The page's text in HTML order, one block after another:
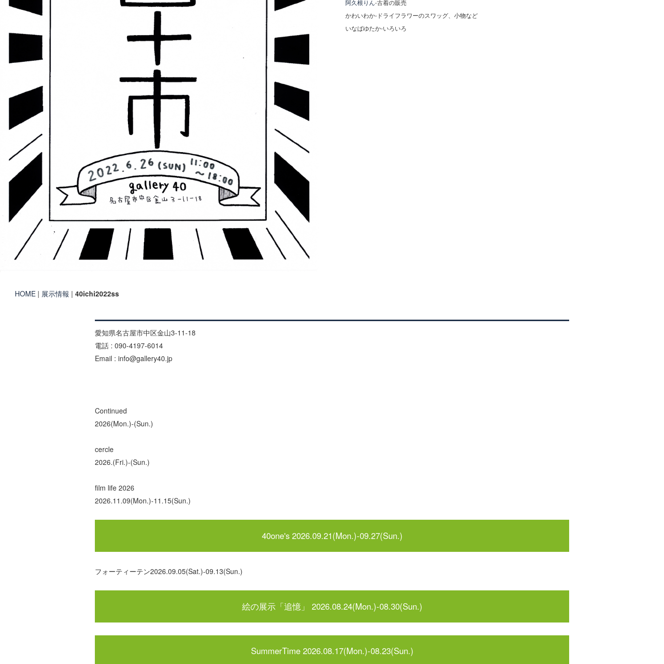
阿久根りん-古着の販売
かわいわか-ドライフラワーのスワッグ、小物など
いなばゆたか-いろいろ
HOME | 展示情報 | 40ichi2022ss
愛知県名古屋市中区金山3-11-18
電話 : 090-4197-6014
Email : info@gallery40.jp
Continued
2026(Mon.)-(Sun.)
cercle
2026.(Fri.)-(Sun.)
film life 2026
2026.11.09(Mon.)-11.15(Sun.)
40one's 2026.09.21(Mon.)-09.27(Sun.)
フォーティーテン2026.09.05(Sat.)-09.13(Sun.)
絵の展示「追憶」 2026.08.24(Mon.)-08.30(Sun.)
SummerTime 2026.08.17(Mon.)-08.23(Sun.)